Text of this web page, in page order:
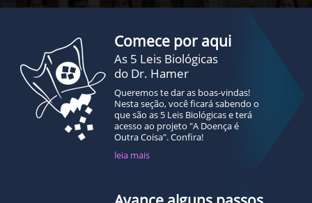
Comece por aqui
As 5 Leis Biológicas
do Dr. Hamer
Queremos te dar as boas-vindas!
Nesta seção, você ficará sabendo o
que são as 5 Leis Biológicas e terá
acesso ao projeto "A Doença é
Outra Coisa". Confira!
leia mais